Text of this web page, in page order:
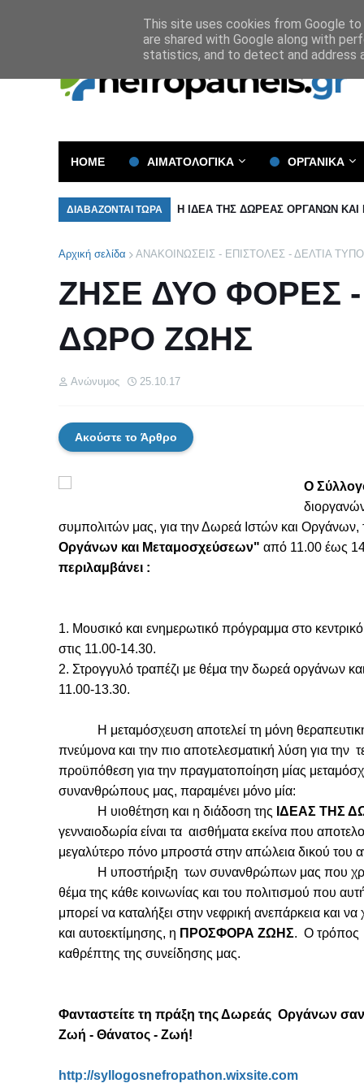
HOME ΑΙΜΑΤΟΛΟΓΙΚΑ ΟΡΓΑΝΙΚΑ
ΔΙΑΒΑΖΟΝΤΑΙ ΤΩΡΑ Η ΙΔΕΑ ΤΗΣ ΔΩΡΕΑΣ ΟΡΓΑΝΩΝ
Αρχική σελίδα ΑΝΑΚΟΙΝΩΣΕΙΣ - ΕΠΙΣΤΟΛΕΣ - ΔΕΛΤΙΑ
ΖΗΣΕ ΔΥΟ ΦΟΡΕΣ
ΔΩΡΟ ΖΩΗΣ
Ανώνυμος 25.10.17
Ακούστε το Άρθρο
Ο
συμπολιτών μας, για την Δωρεά Ιστών και Οργάνων,
Οργάνων και Μεταμοσχεύσεων" από 11.00 έως
περιλαμβάνει :
1. Μουσικό και ενημερωτικό πρόγραμμα στο
στις 11.00-14.30.
2. Στρογγυλό τραπέζι με θέμα την δωρεά οργάνων
11.00-13.30.
Η μεταμόσχευση αποτελεί τη μόνη θεραπευτική
πνεύμονα και την πιο αποτελεσματική λύση για την
προϋπόθεση για την πραγματοποίηση μίας
συνανθρώπους μας, παραμένει μόνο μία:
Η υιοθέτηση και η διάδοση της ΙΔΕΑΣ ΤΗΣ
γενναιοδωρία είναι τα αισθήματα εκείνα που
μεγαλύτερο πόνο μπροστά στην απώλεια δικού του
H υποστήριξη των συνανθρώπων μας που
θέμα της κάθε κοινωνίας και του πολιτισμού που
μπορεί να καταλήξει στην νεφρική ανεπάρκεια και
και αυτοεκτίμησης, η ΠΡΟΣΦΟΡΑ ΖΩΗΣ. Ο τρόπος
καθρέπτης της συνείδησης μας.
Φανταστείτε τη πράξη της Δωρεάς Οργάνων σαν
Ζωή - Θάνατος - Ζωή!
http://syllogosnefropathon.wixsite.com
This site uses cookies from Google
are shared with Google along with
statistics, and to detect and address